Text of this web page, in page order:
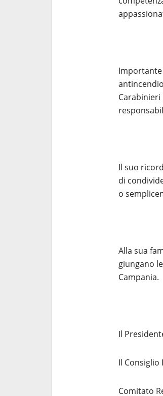
Il suo
di
o
Alla sua
giungano
Campania.
Il
Il
Comitato